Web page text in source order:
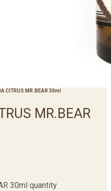
CITRUS MR.BEAR 30ml
MR.BEAR
30ml quantity